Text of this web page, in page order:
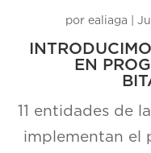
por ealiaga
EN
11 entidades de
implementan el